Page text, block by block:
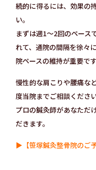
続的に得るには、効果の
い。
まずは週1〜2回のペース
れて、通院の間隔を徐々
院ペースの維持が重要です
慢性的な肩こりや腰痛な
度当院までご相談ください
プロの鍼灸師があなただ
だきます。
▶【笹塚鍼灸整骨院のご